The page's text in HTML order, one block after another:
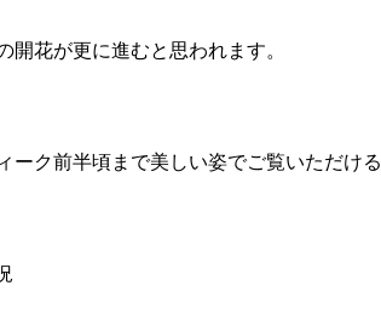
花が更に進むと思われます。
ク前半頃まで美しい姿でご覧いただける